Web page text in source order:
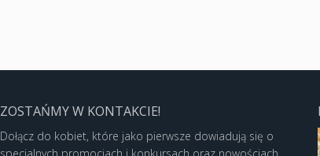
ZOSTAŃMY W KONTAKCIE!
Dołącz do kobiet, które jako pierwsze dowiadują się o